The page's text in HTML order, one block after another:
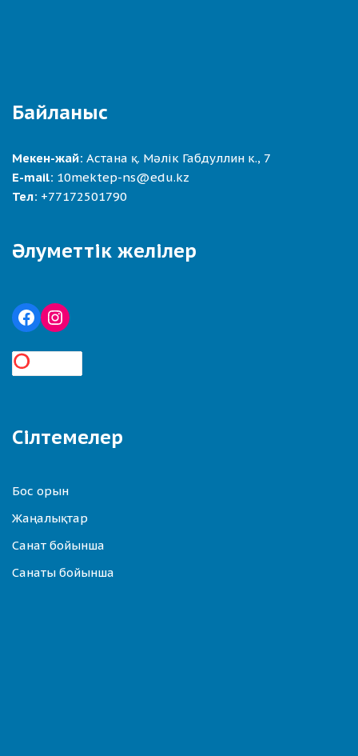
Байланыс
Мекен-жай: Астана қ. Мәлік Габдуллин к., 7
E-mail: 10mektep-ns@edu.kz
Тел: +77172501790
Әлуметтік желілер
Сілтемелер
Бос орын
Жаңалықтар
Санат бойынша
Санаты бойынша